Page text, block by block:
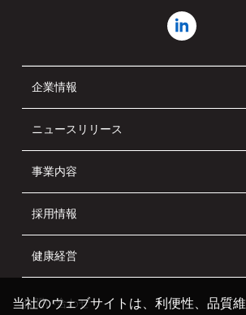
当社のウェブサイトは、利便性、品質維
企業情報
ニュースリリース
事業内容
採用情報
健康経営
お問い合わせ